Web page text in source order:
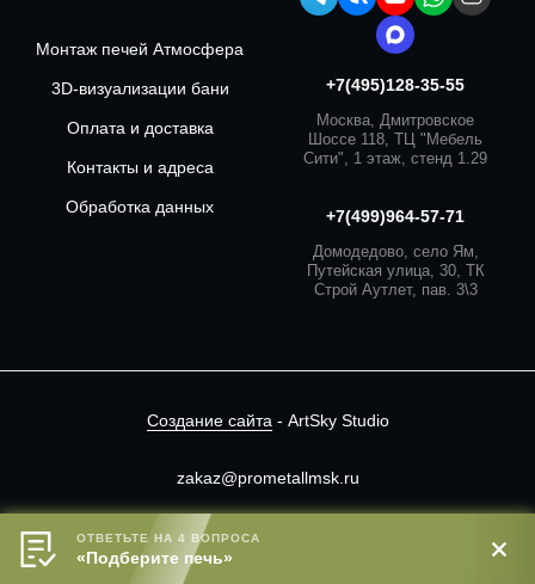
В корзину
Монтаж печей Атмосфера
3D-визуализации бани
Оплата и доставка
Контакты и адреса
Обработка данных
+7(495)128-35-55
Москва, Дмитровское
Шоссе 118, ТЦ "Мебель
Сити", 1 этаж, стенд 1.29
+7(499)964-57-71
Домодедово, село Ям,
Путейская улица, 30, ТК
Строй Аутлет, пав. 3\3
Создание сайта - ArtSky Studio
zakaz@prometallmsk.ru
Сайт носит информационный характер.
ОТВЕТЬТЕ НА 4 ВОПРОСА
«Подберите печь»